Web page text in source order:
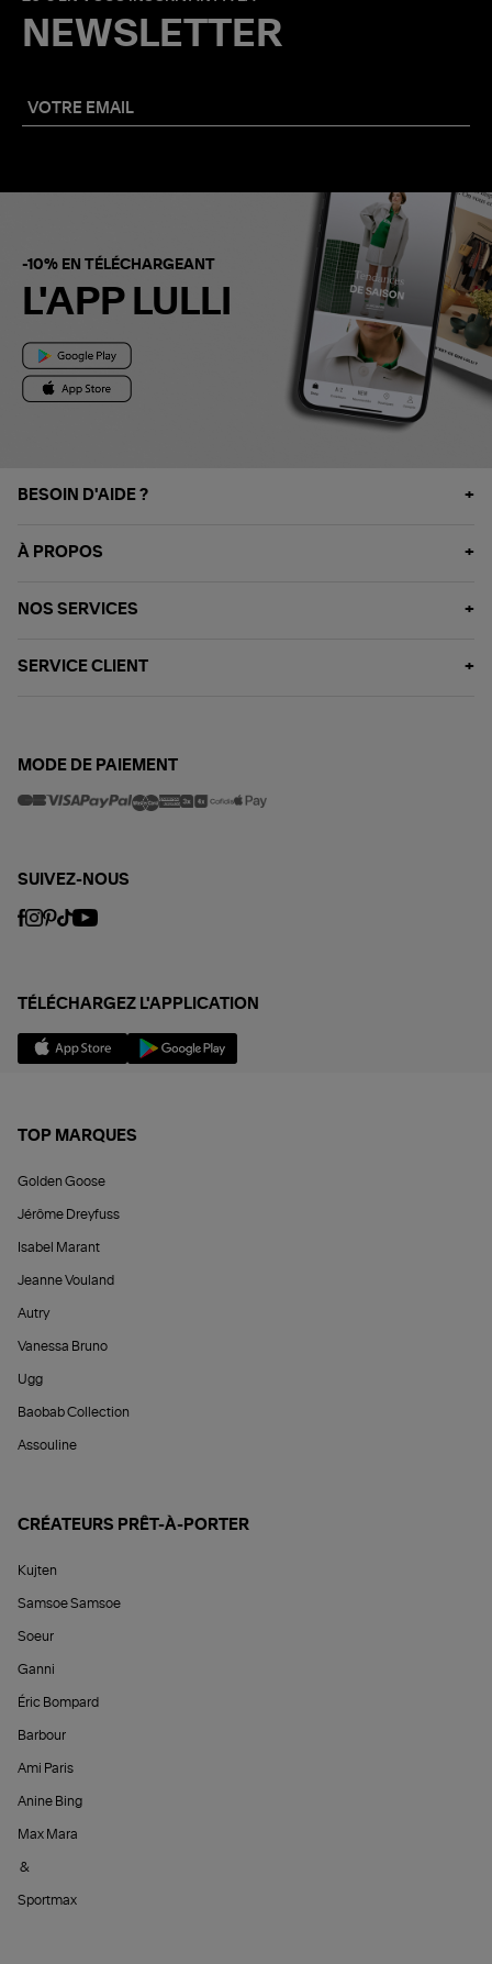
NEWSLETTER
-10% EN TÉLÉCHARGEANT
L'APP LULLI
BESOIN D'AIDE ?
À PROPOS
NOS SERVICES
SERVICE CLIENT
MODE DE PAIEMENT
SUIVEZ-NOUS
TÉLÉCHARGEZ L'APPLICATION
TOP MARQUES
Golden Goose
Jérôme Dreyfuss
Isabel Marant
Jeanne Vouland
Autry
Vanessa Bruno
Ugg
Baobab Collection
Assouline
CRÉATEURS PRÊT-À-PORTER
Kujten
Samsoe Samsoe
Soeur
Ganni
Éric Bompard
Barbour
Ami Paris
Anine Bing
Max Mara
&
Sportmax